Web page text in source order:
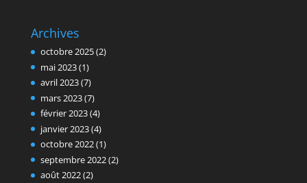
Archives
octobre 2025(2)
mai 2023(1)
avril 2023(7)
mars 2023(7)
février 2023(4)
janvier 2023(4)
octobre 2022(1)
septembre 2022(2)
août 2022(2)